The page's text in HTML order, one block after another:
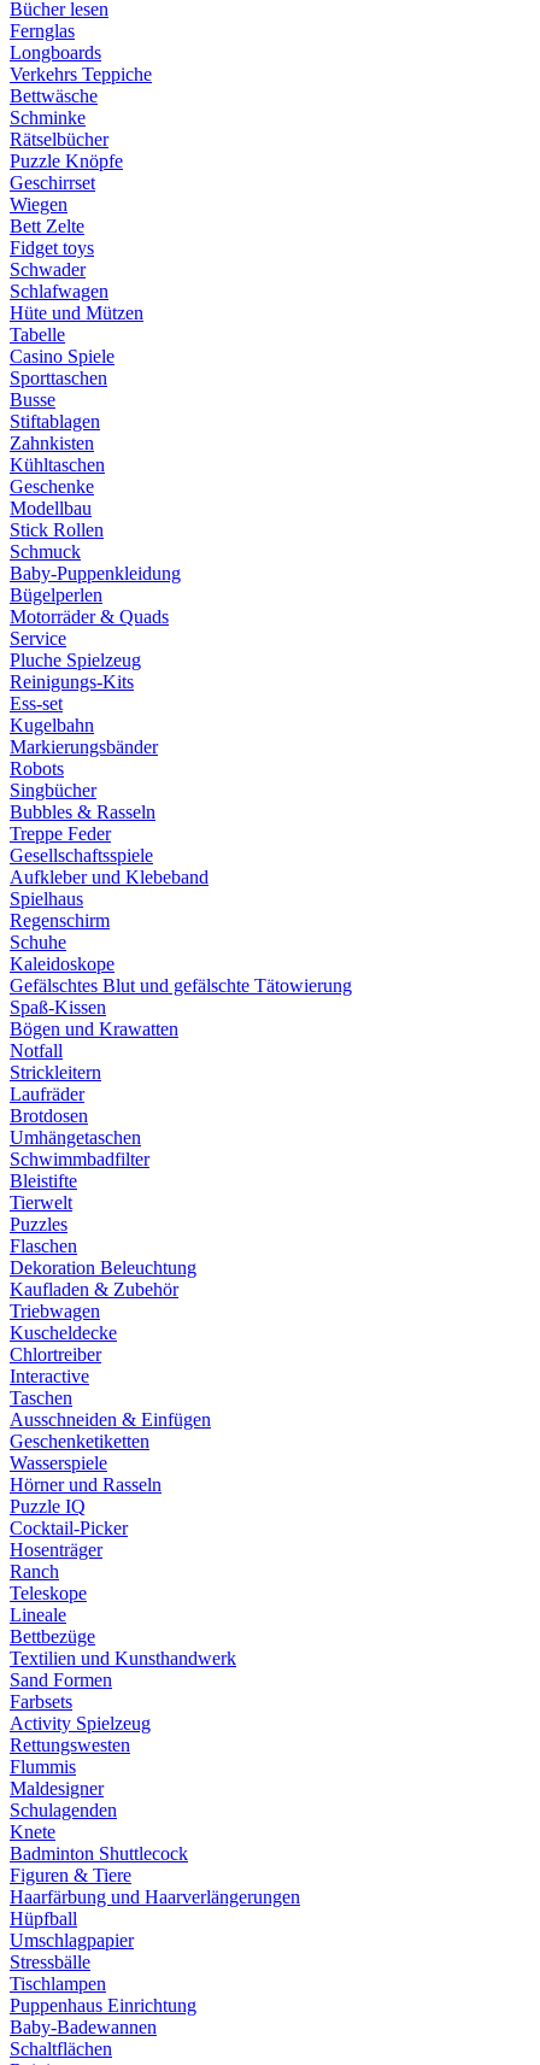
Bücher lesen
Fernglas
Longboards
Verkehrs Teppiche
Bettwäsche
Schminke
Rätselbücher
Puzzle Knöpfe
Geschirrset
Wiegen
Bett Zelte
Fidget toys
Schwader
Schlafwagen
Hüte und Mützen
Tabelle
Casino Spiele
Sporttaschen
Busse
Stiftablagen
Zahnkisten
Kühltaschen
Geschenke
Modellbau
Stick Rollen
Schmuck
Baby-Puppenkleidung
Bügelperlen
Motorräder & Quads
Service
Pluche Spielzeug
Reinigungs-Kits
Ess-set
Kugelbahn
Markierungsbänder
Robots
Singbücher
Bubbles & Rasseln
Treppe Feder
Gesellschaftsspiele
Aufkleber und Klebeband
Spielhaus
Regenschirm
Schuhe
Kaleidoskope
Gefälschtes Blut und gefälschte Tätowierung
Spaß-Kissen
Bögen und Krawatten
Notfall
Strickleitern
Laufräder
Brotdosen
Umhängetaschen
Schwimmbadfilter
Bleistifte
Tierwelt
Puzzles
Flaschen
Dekoration Beleuchtung
Kaufladen & Zubehör
Triebwagen
Kuscheldecke
Chlortreiber
Interactive
Taschen
Ausschneiden & Einfügen
Geschenketiketten
Wasserspiele
Hörner und Rasseln
Puzzle IQ
Cocktail-Picker
Hosenträger
Ranch
Teleskope
Lineale
Bettbezüge
Textilien und Kunsthandwerk
Sand Formen
Farbsets
Activity Spielzeug
Rettungswesten
Flummis
Maldesigner
Schulagenden
Knete
Badminton Shuttlecock
Figuren & Tiere
Haarfärbung und Haarverlängerungen
Hüpfball
Umschlagpapier
Stressbälle
Tischlampen
Puppenhaus Einrichtung
Baby-Badewannen
Schaltflächen